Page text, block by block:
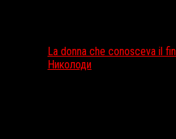
La donna che conosceva il
Николоди